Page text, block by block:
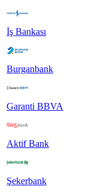
İş Bankası
Burganbank
Garanti BBVA
Aktif Bank
Şekerbank